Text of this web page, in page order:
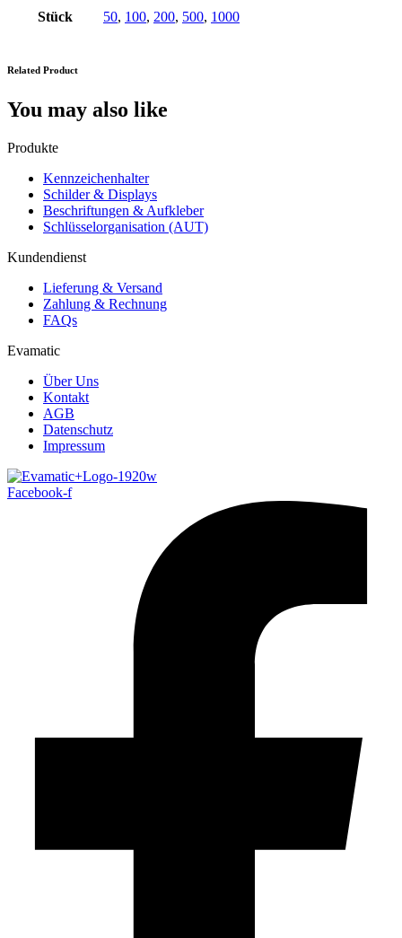
Stück 50, 100, 200, 500, 1000
Related Product
You may also like
Produkte
Kennzeichenhalter
Schilder & Displays
Beschriftungen & Aufkleber
Schlüsselorganisation (AUT)
Kundendienst
Lieferung & Versand
Zahlung & Rechnung
FAQs
Evamatic
Über Uns
Kontakt
AGB
Datenschutz
Impressum
Facebook-f